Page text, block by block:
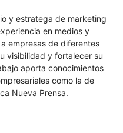
y estratega de marketing
en medios y
empresas de diferentes
visibilidad y fortalecer su
aporta conocimientos
como la de
Nueva Prensa.